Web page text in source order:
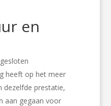
en
heeft op het meer
dezelfde prestatie,
aan gegaan voor